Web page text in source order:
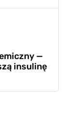
—
insulinę